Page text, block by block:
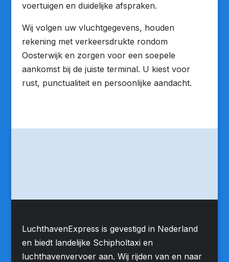
voertuigen en duidelijke afspraken.
Wij volgen uw vluchtgegevens, houden
rekening met verkeersdrukte rondom
Oosterwijk en zorgen voor een soepele
aankomst bij de juiste terminal. U kiest voor
rust, punctualiteit en persoonlijke aandacht.
LuchthavenExpress is gevestigd in Nederland
en biedt landelijke Schipholtaxi en
luchthavenvervoer aan. Wij rijden van en naar